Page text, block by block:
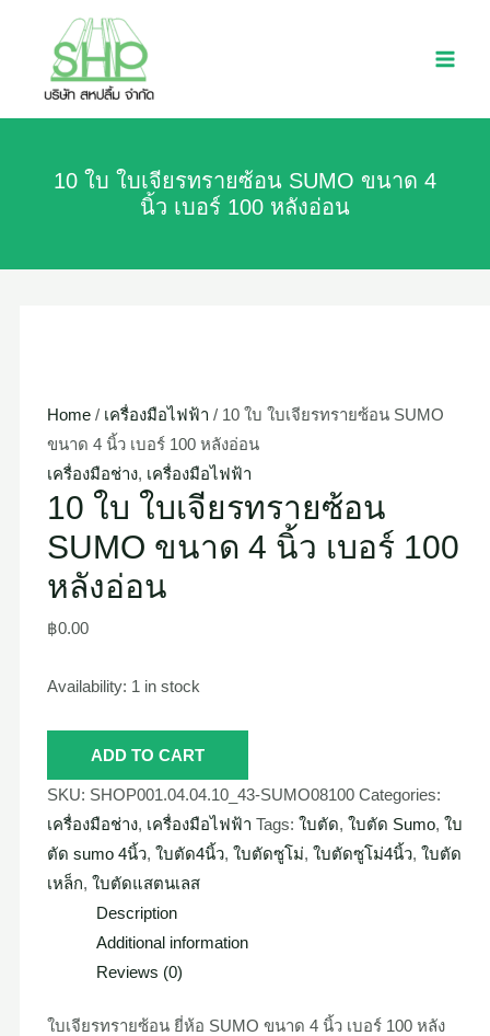
content
10 ใบ ใบเจียรทรายซ้อน SUMO ขนาด 4
นิ้ว เบอร์ 100 หลังอ่อน
Home / เครื่องมือไฟฟ้า / 10 ใบ ใบเจียรทรายซ้อน SUMO
ขนาด 4 นิ้ว เบอร์ 100 หลังอ่อน
เครื่องมือช่าง, เครื่องมือไฟฟ้า
10 ใบ ใบเจียรทรายซ้อน
SUMO ขนาด 4 นิ้ว เบอร์ 100
หลังอ่อน
฿0.00
Availability: 1 in stock
ใบ
ใบ
เจียร
SUMO
ADD TO CART
SKU: SHOP001.04.04.10_43-SUMO08100 Categories:
เครื่องมือช่าง, เครื่องมือไฟฟ้า Tags:ใบตัด,ใบตัด Sumo,ใบ
ตัด sumo 4นิ้ว,ใบตัด4นิ้ว,ใบตัดซูโม่,ใบตัดซูโม่4นิ้ว,ใบตัด
เหล็ก,ใบตัดแสตนเลส
Description
Additional information
Reviews (0)
ใบเจียรทรายซ้อน ยี่ห้อ SUMO ขนาด 4 นิ้ว เบอร์ 100 หลัง